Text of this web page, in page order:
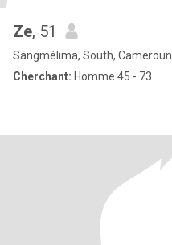
Ze, 51
Sangmélima, South, Cameroun
Cherchant: Homme 45 - 73